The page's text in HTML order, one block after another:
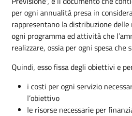
per ogni annualità presa in
rappresentano la distribuzione
ogni programma ed attività che
realizzare, ossia per ogni spesa che
Quindi, esso fissa degli obiettivi e
i costi per ogni servizio
l’obiettivo
le risorse necessarie per